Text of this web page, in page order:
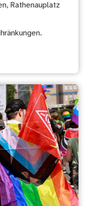
Rathenauplatz